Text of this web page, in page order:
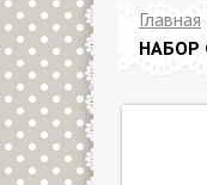
Главная
НАБОР